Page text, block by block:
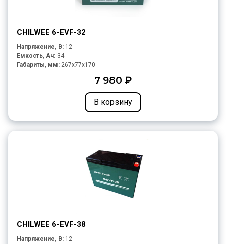
CHILWEE 6-EVF-32
Напряжение, В: 12
Емкость, Ач: 34
Габариты, мм: 267x77x170
7 980 ₽
В корзину
CHILWEE 6-EVF-38
Напряжение, В: 12